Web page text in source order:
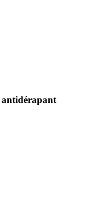
antidérapant